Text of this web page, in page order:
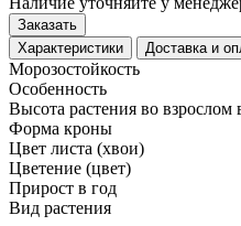
Заказать
Характеристики
Доставка и
Морозостойкость
Особенность
Высота растения во взрослом
Форма кроны
Цвет листа (хвои)
Цветение (цвет)
Прирост в год
Вид растения